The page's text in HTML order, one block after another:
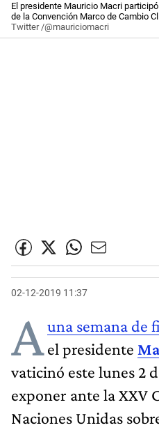
El presidente Mauricio Macri
de la Convención Marco de Cambio
Twitter /@mauriciomacri
02-12-2019 11:37
Auna semana de
el presidente
vaticinó este lunes 2
exponer ante la XXV
Naciones Unidas